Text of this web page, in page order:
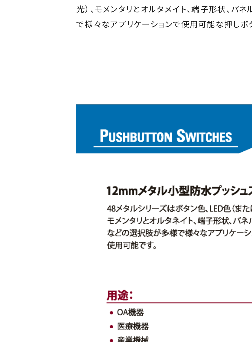
光）、モメンタリとオルタメイト、端子形状、
で様々なアプリケーションで使用可能な押しボ